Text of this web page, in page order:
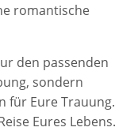
romantische
den passenden
sondern
für Eure Trauung.
Eures Lebens.